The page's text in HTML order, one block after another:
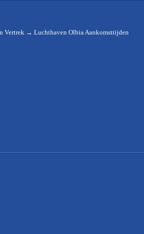
Vertrek → Luchthaven Olbia Aankomsttijden